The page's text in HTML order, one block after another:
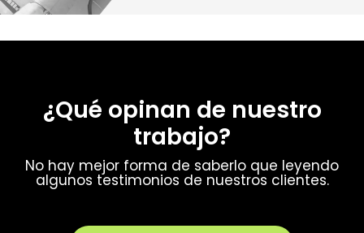
¿Qué opinan de nuestro
trabajo?
No hay mejor forma de saberlo que leyendo
algunos testimonios de nuestros clientes.